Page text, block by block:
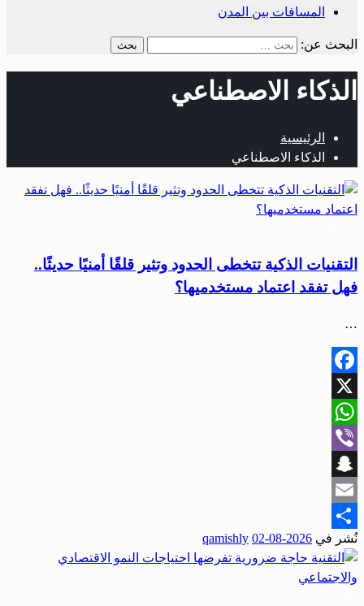
المسافات بين المدن
البحث عن:
الذكاء الاصطناعي
الرئيسية
الذكاء الاصطناعي
التقنيات الذكية تتخطى الحدود وتثير قلقًا أمنيًا حديثًا..
فهل تفقد اعتماد مستخدميها؟
…
Facebook
X
WhatsApp
Viber
Snapchat
Email
Share
نُشر في 2026-08-02
qamishly